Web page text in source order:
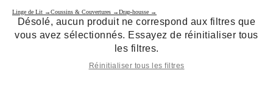
Linge de Lit →Coussins & Couvertures →Drap-housse →
Désolé, aucun produit ne correspond aux filtres que
vous avez sélectionnés. Essayez de réinitialiser tous
les filtres.
Réinitialiser tous les filtres